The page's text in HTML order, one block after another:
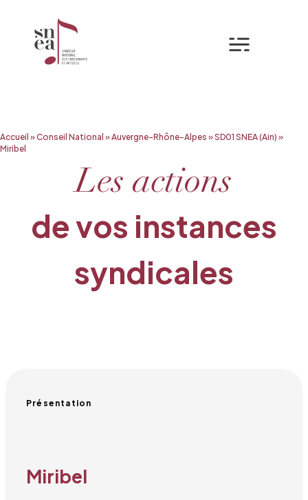
Aller
au
Accueil »Conseil National »Auvergne-Rhône-Alpes »SD01 SNEA (Ain) »
Miribel
Les actions
de vos instances
syndicales
Présentation
Miribel